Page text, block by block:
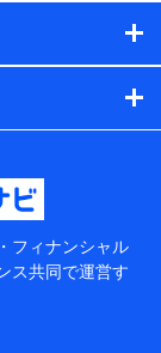
うため
細は次のと
ークタワー
義晃
ネット日
フィナンシャル
ス共同で運営す